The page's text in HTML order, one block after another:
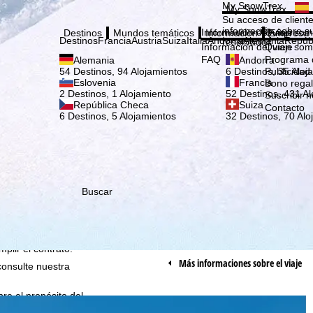
nosotros, TravelTrex
utilizando
ello necesitamos su
datos personales
en EE.UU.
el contrato.
nuestra
el propósito del
My SnowTrex
My SnowTrex
Su acceso de
información sobre
reservados.
Destinos
DestinosFranciaAustriaSuizaItaliaAndorraAlemania
Alemania
54 Destinos, 94 Alojamientos
Andorra
6 Destinos, 35
Eslovenia
2 Destinos, 1 Alojamiento
Francia
52 Destinos, 431
República Checa
6 Destinos, 5 Alojamientos
Suiza
32 Destinos, 70
Mundos temáticos Información
Información del viaje
Información del viaje
FAQ
Empresa
Quien
Quien
Programa
Bono
Suscribir
Contacto
Buscar
Más informaciones sobre el viaje